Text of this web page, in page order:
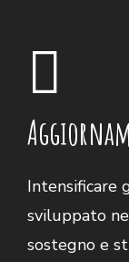
Intensificare
sviluppato
sostegno e